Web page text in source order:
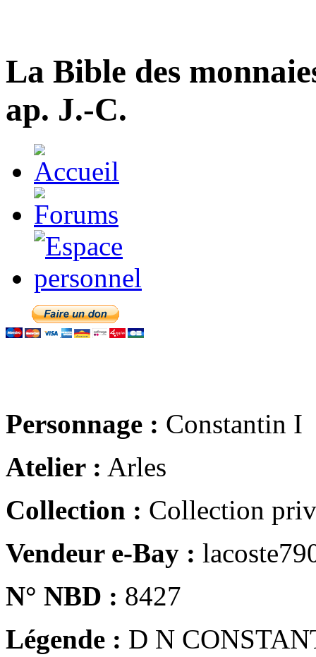
La Bible des
ap. J.-C.
Personnage : Constantin I
Atelier : Arles
Collection : Collection
Vendeur e-Bay :
N° NBD : 8427
Légende : D N